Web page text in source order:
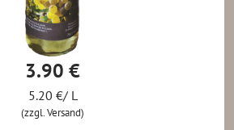
3.90 €
5.20 €/ L
(zzgl. Versand)